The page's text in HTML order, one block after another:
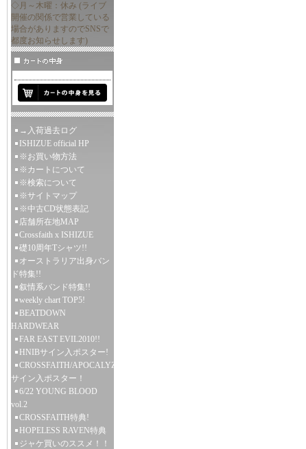
◇月～木曜：休み (ライブ
開催の関係で営業している
場合がありますのでSNSで
都度お知らせします)
→入荷過去ログ
ISHIZUE official HP
※お買い物方法
※カートについて
※検索について
※サイトマップ
※中古CD状態表記
店舗所在地MAP
Crossfaith x ISHIZUE
礎10周年Tシャツ!!
オーストラリア出身バン
ド特集!!
叙情系バンド特集!!
weekly chart TOP5!
BEATDOWN
HARDWEAR
FAR EAST EVIL2010!!
HNIBサイン入ポスター!
CROSSFAITH/APOCALYZE
サイン入ポスター！
6/22 YOUNG BLOOD
vol.2
CROSSFAITH特典!
HOPELESS RAVEN特典
ジャケ買いのススメ！！